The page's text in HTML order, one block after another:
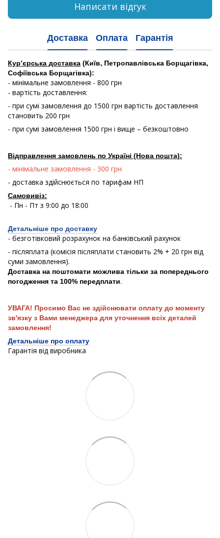
Написати відгук
Доставка Оплата Гарантія
Кур’єрська доставка (Київ, Петропавлівська Борщагівка,
Софіївська Борщагівка):
- мінімальне замовлення - 800 грн
- вартість доставлення:
- при сумі замовлення до 1500 грн вартість доставлення
становить 200 грн
- при сумі замовлення 1500 грн і вище – безкоштовно
Відправлення замовлень по Україні (Нова пошта):
- мінімальне замовлення - 300 грн
- доставка здійснюється по тарифам НП
Самовивіз:
- Пн - Пт з 9:00 до 18:00
Детальніше про доставку
- безготівковий розрахунок на банківський рахунок
- післяплата (комісія післяплати становить 2% + 20 грн від
суми замовлення).
Доставка на поштомати можлива тільки за попереднього
погодження та 100% передплати.
УВАГА! Просимо Вас не здійснювати оплату до моменту
зв'язку з Вами менеджера для уточнення всіх деталей
замовлення!
Детальніше про оплату
Гарантія від виробника